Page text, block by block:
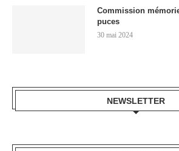
Commission
puces
30 mai 2024
NEWSLETTER